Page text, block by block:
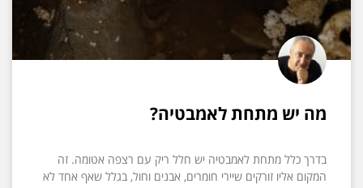
מה יש מתחת לאמבטיה?
בדרך כלל מתחת לאמבטיה יש חלל ריק עם רצפה אטומה. זה
המקום אליו זורקים שיירי חומרים, אבנים וחול, בגלל שאף אחד לא